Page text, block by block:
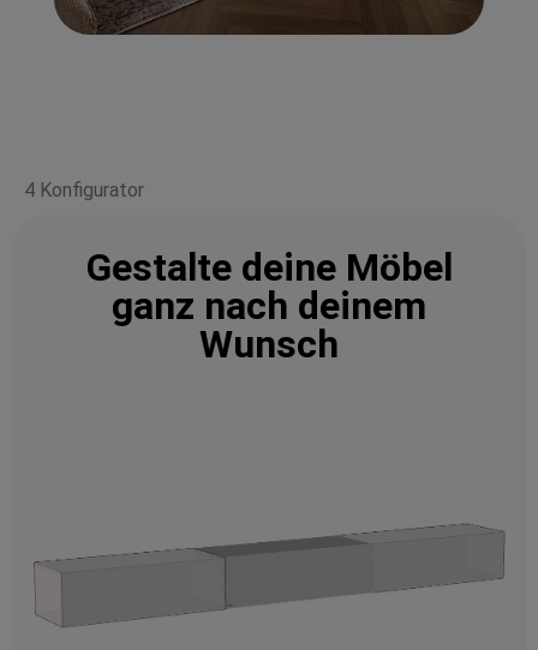
4 Konfigurator
Gestalte deine Möbel
ganz nach deinem
Wunsch